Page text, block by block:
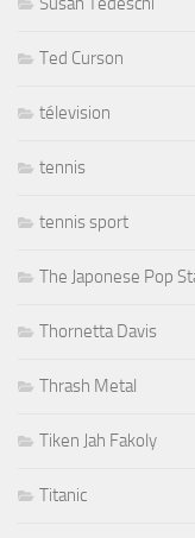
Ted Curson
télevision
tennis
tennis sport
The Japonese Pop
Thornetta Davis
Thrash Metal
Tiken Jah Fakoly
Titanic